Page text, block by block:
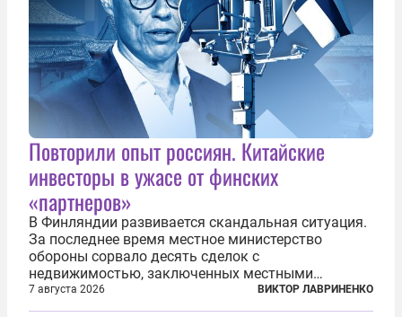
Повторили опыт россиян. Китайские
инвесторы в ужасе от финских
«партнеров»
В Финляндии развивается скандальная ситуация.
За последнее время местное министерство
обороны сорвало десять сделок с
недвижимостью, заключенных местными
фирмами с китайским капиталом. Чиновники
заявили, что они могли заключаться с целью
7 августа 2026 ВИКТОР ЛАВРИНЕНКО